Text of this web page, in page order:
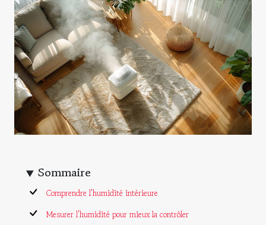
Sommaire
Comprendre l'humidité intérieure
Mesurer l'humidité pour mieux la contrôler